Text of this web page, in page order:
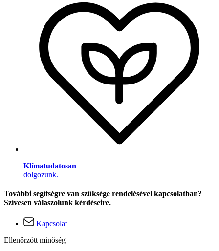
Klímatudatosan
dolgozunk.
További segítségre van szüksége rendelésével kapcsolatban?
Szívesen válaszolunk kérdéseire.
Kapcsolat
Ellenőrzött minőség